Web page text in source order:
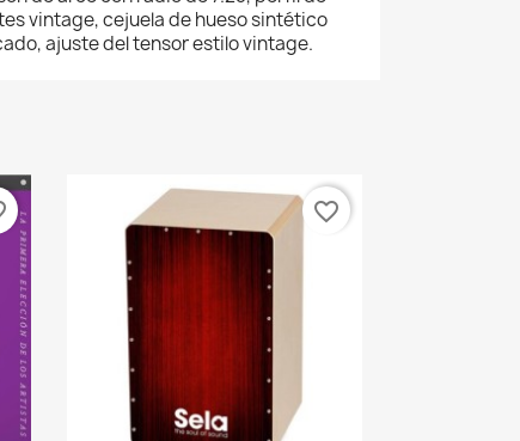
vintage, cejuela de hueso sintético
ajuste del tensor estilo vintage.
favorite_border